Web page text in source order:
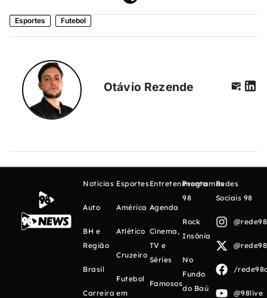
Esportes Futebol
Otávio Rezende
Notícias
Auto
BH e
Região
Brasil
Carreira
Esportes
América
Atlético
Cruzeiro
Futebol
em
Entretenimento
Agenda
Cinema,
TV e
Séries
Famosos
Programas
98
Rock
Insônia
No
Fundo
do Baú
Redes
Sociais 98
/
@98live